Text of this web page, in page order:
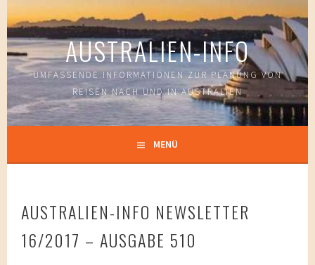
Springe
zum
Inhalt
AUSTRALIEN-INFO
UMFASSENDE INFORMATIONEN ZUR PLANUNG VON
REISEN NACH UND IN AUSTRALIEN
MENÜ
AUSTRALIEN-INFO NEWSLETTER
16/2017 – AUSGABE 510